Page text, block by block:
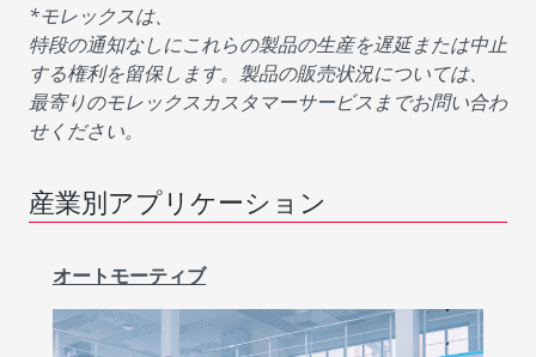
*モレックスは、
特段の通知なしにこれらの製品の生産を遅延または中止
する権利を留保します。製品の販売状況については、
最寄りのモレックスカスタマーサービスまでお問い合わ
せください。
産業別アプリケーション
オートモーティブ